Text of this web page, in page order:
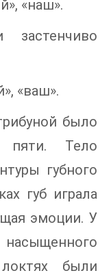
«наш».
«ваш».
было
пяти. Тело
губного
губ играла
эмоции. У
были